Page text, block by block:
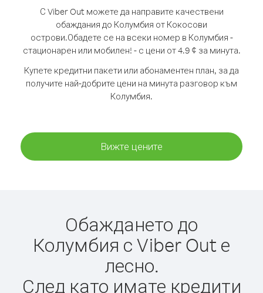
С Viber Out можете да направите качествени
обаждания до Колумбия от Кокосови
острови.Обадете се на всеки номер в Колумбия -
стационарен или мобилен! - с цени от 4.9 ¢ за минута.
Купете кредитни пакети или абонаментен план, за да
получите най-добрите цени на минута разговор към
Колумбия.
Вижте цените
Обаждането до
Колумбия с Viber Out е
лесно.
След като имате кредити